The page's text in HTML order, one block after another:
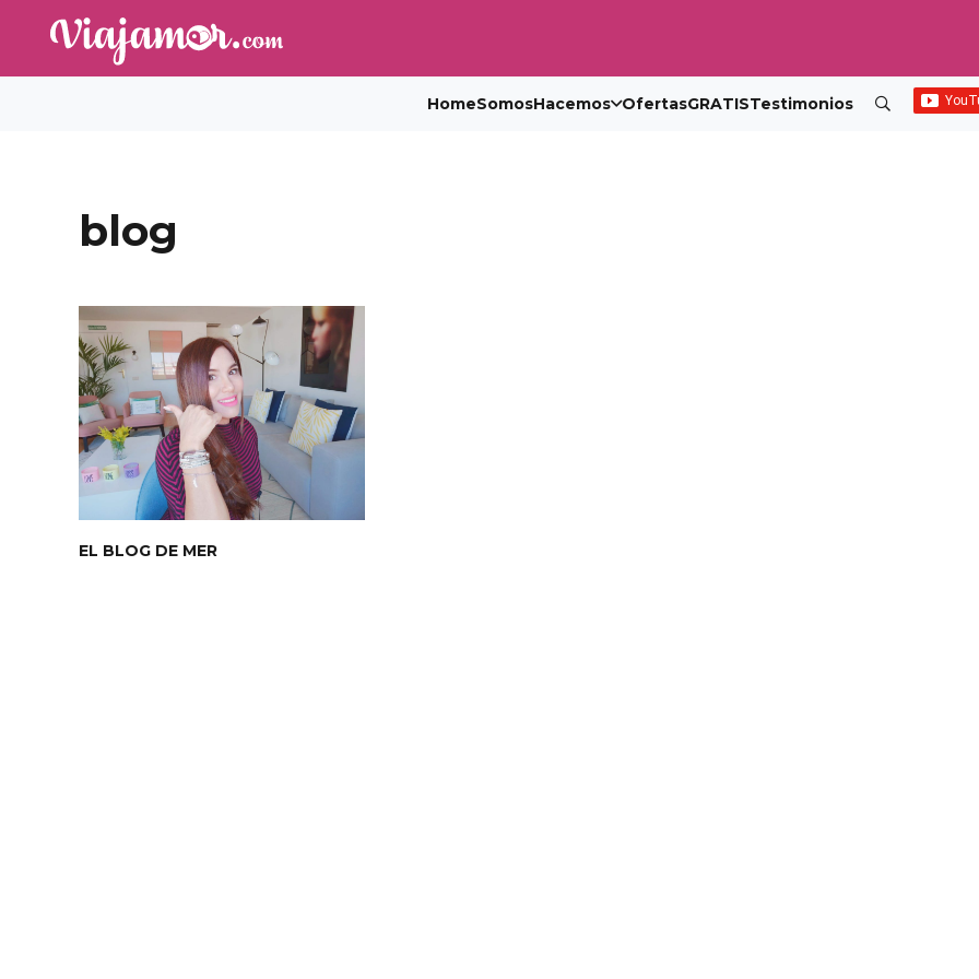
HomeSomosHacemos OfertasGRATISTestimonios
blog
EL BLOG DE MER